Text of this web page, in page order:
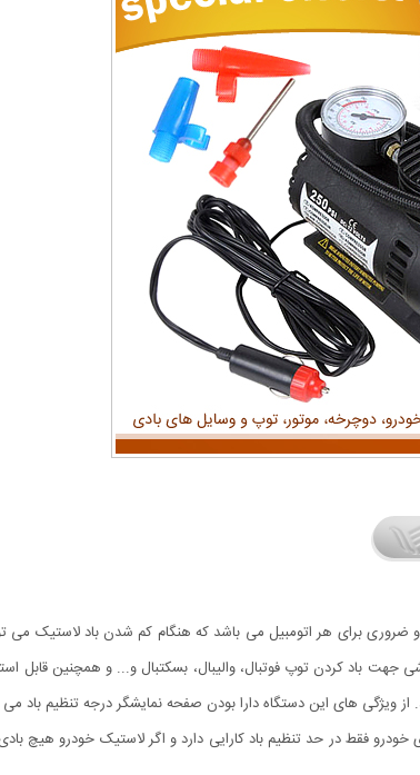
کاربردی و ضروری برای هر اتومبیل می باشد که هنگام کم شدن باد لاستیک
جهت باد کردن توپ فوتبال، والیبال، بسکتبال و... و همچنین قابل
ویژگی های این دستگاه دارا بودن صفحه نمایشگر درجه تنظیم باد
فقط در حد تنظیم باد کارایی دارد و اگر لاستیک خودرو هیچ